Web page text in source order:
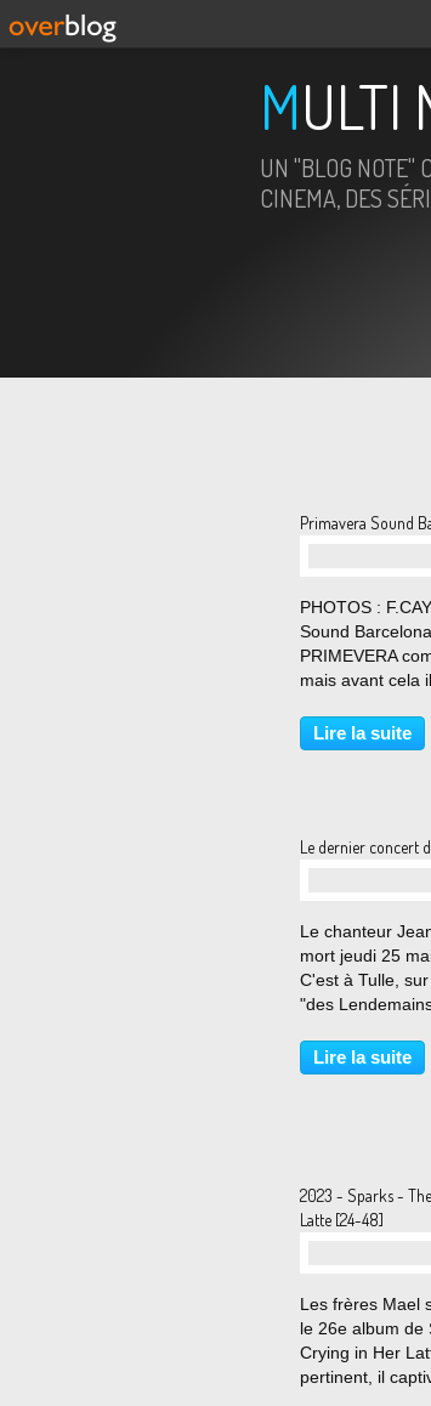
UN "BLOG NOTE"
CINEMA, DES
Primavera Sound
PHOTOS :
Sound
PRIMEVERA
mais avant cela
soirée du
gratuits offerts
Lire la suite
Le dernier concert
Le chanteur
mort jeudi 25
C'est à Tulle,
"des
vendredi 19
Load on 2023-
Lire la suite
2023 - Sparks -
Latte [24-48]
Les frères Mael
le 26e album de
Crying in Her
pertinent, il